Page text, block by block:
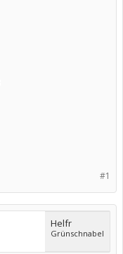
#1
Helfr
Grünschnabel